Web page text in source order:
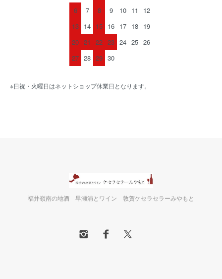
6
7 8 9 10 11
12
13 14 15 16 17 18 19
20 21 22 23 24 25 26
27 28 29 30
※日祝・火曜日はネットショップ休業日となります。
福井嶺南の地酒 早瀬浦とワイン 敦賀ケセラセラーみやもと